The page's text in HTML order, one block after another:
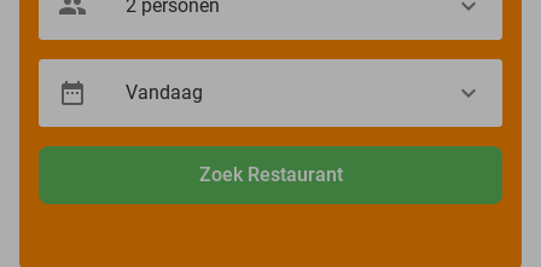
Zoek Restaurant